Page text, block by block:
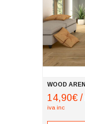
WOOD
14,90€
iva inc
/